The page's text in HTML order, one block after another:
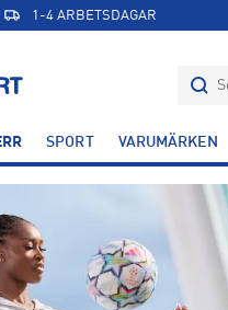
1-4 ARBETSDAGAR
SPORT VARUMÄRKEN